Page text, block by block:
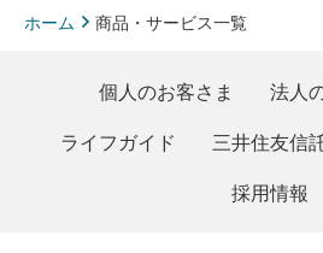
ホーム 商品・サービス一覧
個人のお客さま
法人
ライフガイド
三井住友信
採用情報